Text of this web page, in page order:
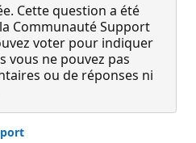
Cette question a été
Communauté Support
voter pour indiquer
vous ne pouvez pas
ou de réponses ni